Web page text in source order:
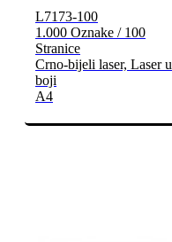
L7173-100
1.000 Oznake / 100
Stranice
Crno-bijeli laser, Laser u
boji
A4